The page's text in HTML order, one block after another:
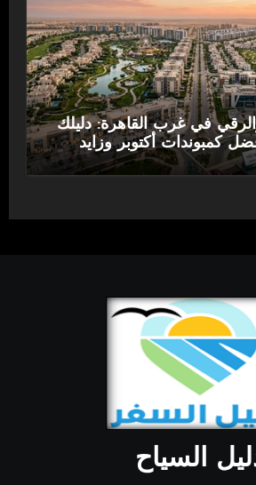
في غرب القاهرة: دليلك
كمبوندات أكتوبر وزايد
السياح